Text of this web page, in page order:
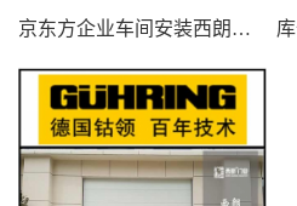
京东方企业车间安装西朗品牌提升门